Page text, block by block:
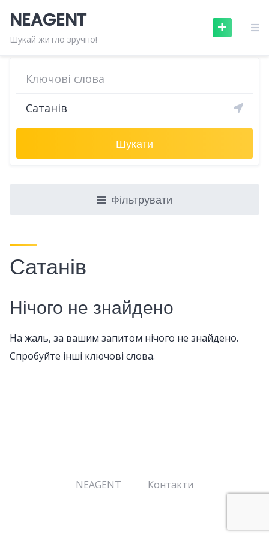
content
NEAGENT
Шукай житло зручно!
Шукати
Фільтрувати
Сатанів
Нічого не знайдено
На жаль, за вашим запитом нічого не знайдено.
Спробуйте інші ключові слова.
NEAGENT Контакти